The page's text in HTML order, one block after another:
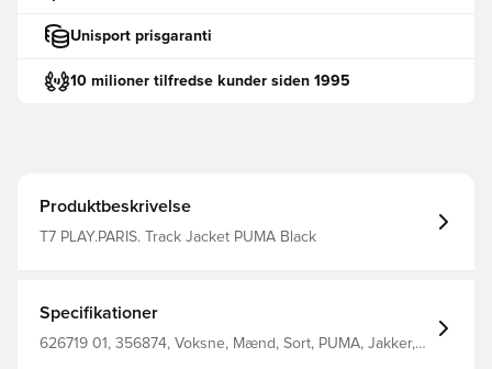
Unisport prisgaranti
10 milioner tilfredse kunder siden 1995
Produktbeskrivelse
T7 PLAY.PARIS. Track Jacket PUMA Black
Specifikationer
626719 01, 356874, Voksne, Mænd, Sort, PUMA, Jakker,